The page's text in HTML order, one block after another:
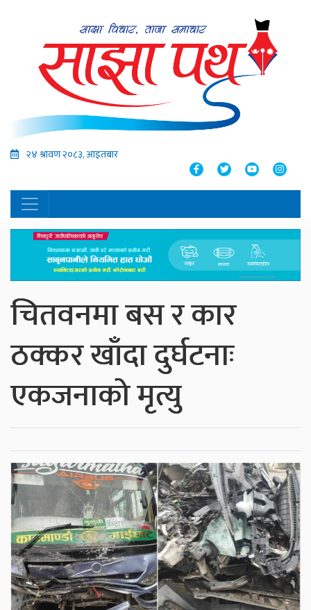
२४ श्रावण २०८३, आइतबार
चितवनमा बस र कार
ठक्कर खाँदा दुर्घटनाः
एकजनाको मृत्यु